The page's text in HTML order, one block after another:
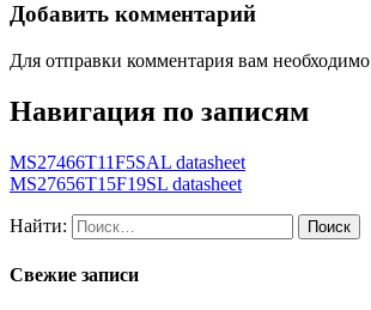
Добавить комментарий
Для отправки комментария вам необходимо
Навигация по записям
MS27466T11F5SAL datasheet
MS27656T15F19SL datasheet
Найти:
Свежие записи